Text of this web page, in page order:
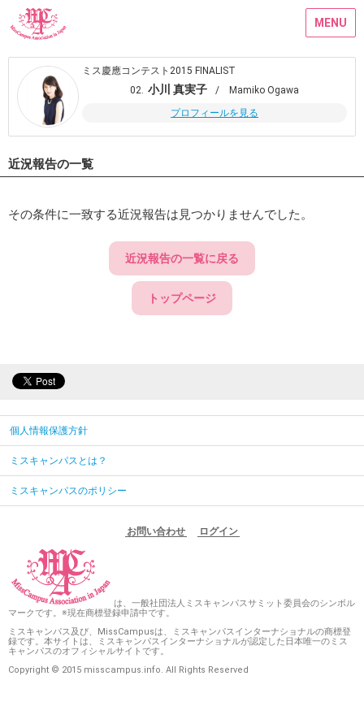
MENU
ミス慶應コンテスト2015 FINALIST
02. 小川 真実子
/ Mamiko Ogawa
プロフィールを見る
近況報告の一覧
その条件に一致する近況報告は見つかりませんでした。
近況報告の一覧に戻る
トップページ
個人情報保護方針
ミスキャンパスとは？
ミスキャンパスのポリシー
お問い合わせ ログイン
は、一般社団法人ミスキャンパスサミット委員会のシンボル
マークです。※現在商標登録申請中です。
ミスキャンパス及び、MissCampusは、ミスキャンパスインターナショナルの商標登
録です。本サイトは、ミスキャンパスインターナショナルが認定した日本唯一のミス
キャンパスのオフィシャルサイトです。
Copyright © 2015 misscampus.info. All Rights Reserved